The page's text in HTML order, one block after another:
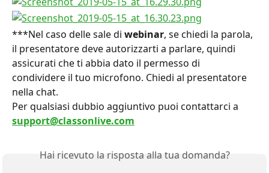
***Nel caso delle sale di webinar, se chiedi la parola,
il presentatore deve autorizzarti a parlare, quindi
assicurati che ti abbia dato il permesso di
condividere il tuo microfono. Chiedi al presentatore
nella chat.
Per qualsiasi dubbio aggiuntivo puoi contattarci a
support@classonlive.com
Hai ricevuto la risposta alla tua domanda?